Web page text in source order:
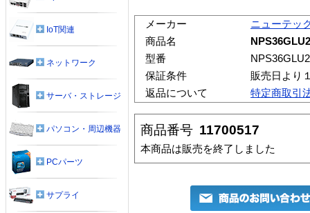
メーカー
ニューテッ
商品名
NPS36GLU2
型番
NPS36GLU2
保証条件
販売日より
返品について
特定商取引
商品番号 11700517
本商品は販売を終了しました
IoT関連
ネットワーク
サーバ・ストレージ
パソコン・周辺機器
PCパーツ
サプライ